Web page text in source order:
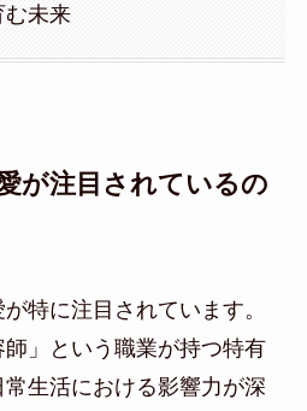
む未来
が注目されているの
特に注目されています。
」という職業が持つ特有
生活における影響力が深